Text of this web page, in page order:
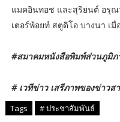
แมคอินทอช และสุริยนต์ อรุ
เตอร์พ้อยท์ สตูดิโอ บางนา เ
#​สมาคมหนังสือพิมพ์ส่วนภูมิภ
# เวทีข่าว เสรีภาพของข่าวส
Tags # ประชาสัมพันธ์